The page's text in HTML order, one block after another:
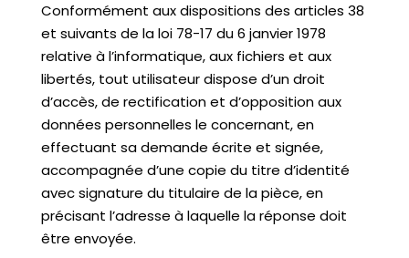
Conformément aux dispositions des articles 38
et suivants de la loi 78-17 du 6 janvier 1978
relative à l’informatique, aux fichiers et aux
libertés, tout utilisateur dispose d’un droit
d’accès, de rectification et d’opposition aux
données personnelles le concernant, en
effectuant sa demande écrite et signée,
accompagnée d’une copie du titre d’identité
avec signature du titulaire de la pièce, en
précisant l’adresse à laquelle la réponse doit
être envoyée.